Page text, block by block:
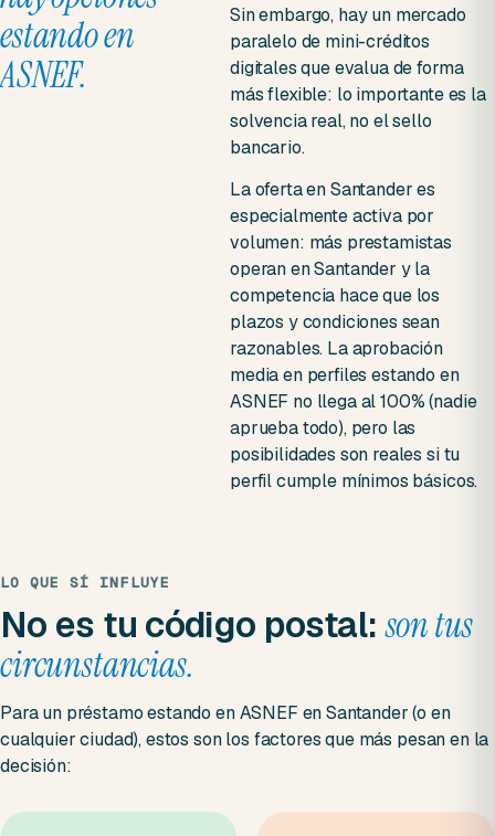
estando en
ASNEF.
Sin embargo, hay un mercado
paralelo de mini-créditos
digitales que evalua de forma
más flexible: lo importante es la
solvencia real, no el sello
bancario.
La oferta en Santander es
especialmente activa por
volumen: más prestamistas
operan en Santander y la
competencia hace que los
plazos y condiciones sean
razonables. La aprobación
media en perfiles estando en
ASNEF no llega al 100% (nadie
aprueba todo), pero las
posibilidades son reales si tu
perfil cumple mínimos básicos.
LO QUE SÍ INFLUYE
No es tu código postal:son tus
circunstancias.
Para un préstamo estando en ASNEF en Santander (o en
cualquier ciudad), estos son los factores que más pesan en la
decisión: